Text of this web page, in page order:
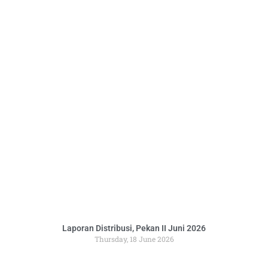
Laporan Distribusi, Pekan II Juni 2026
Thursday, 18 June 2026